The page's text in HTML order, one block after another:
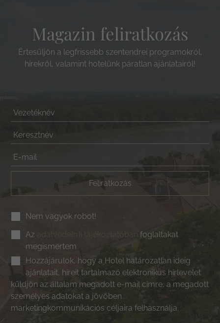
Magazin feliratkozás
Értesüljön a legfrissebb szentendrei programokról,
hírekről, valamint hotelünk páratlan ajánlatairól!
Feliratkozás
Nem vagyok robot!
Az
adatvédelmi tájékoztatóban foglaltakat
megismertem
Hozzájárulok, hogy a Hotel határozatlan ideig
ajánlatait, híreit tartalmazó elektronikus hírlevelet
küldjön az általam megadott e-mail címre, a megadott
személyes adatokat a jövőben
marketingkommunikációs céljaira felhasználja.